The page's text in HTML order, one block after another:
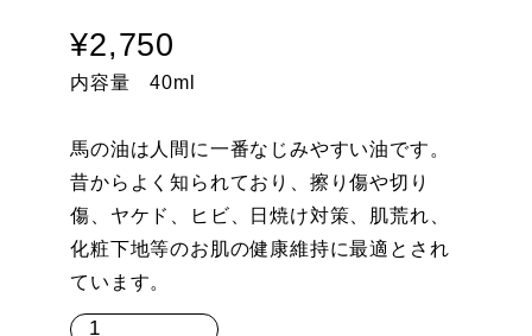
¥2,750
内容量 40ml
馬の油は人間に一番なじみやすい油です。
昔からよく知られており、擦り傷や切り
傷、ヤケド、ヒビ、日焼け対策、肌荒れ、
化粧下地等のお肌の健康維持に最適とされ
ています。
馬